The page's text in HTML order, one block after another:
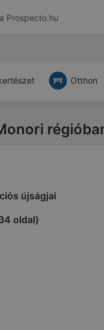
Prospecto.hu
Otthon
újságjai
oldal)